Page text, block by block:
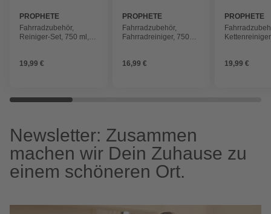
PROPHETE
Fahrradzubehör,
Reiniger-Set, 750 ml,
19,99 €
PROPHETE
Fahrradzubehör,
Fahrradreiniger, 750
16,99 €
PROPHETE
19,99 €
Newsletter: Zusammen
machen wir Dein Zuhause zu
einem schöneren Ort.